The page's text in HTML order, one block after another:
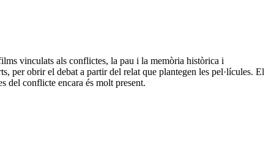
vinculats als conflictes, la pau i la memòria històrica i
per obrir el debat a partir del relat que plantegen les pel·lícules. El
del conflicte encara és molt present.